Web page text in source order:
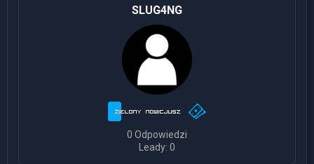
SLUG4NG
0 Odpowiedzi
Leady: 0